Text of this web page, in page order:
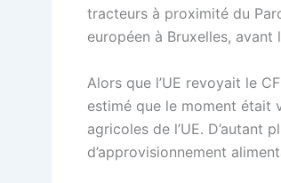
tracteurs à proximité du
européen à Bruxelles, avant
Alors que l’UE revoyait le
estimé que le moment était
agricoles de l’UE. D’autant
d’approvisionnement